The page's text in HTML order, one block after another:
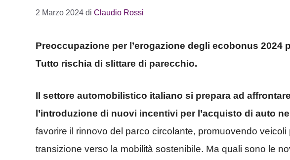
2 Marzo 2024 di Claudio Rossi
Preoccupazione per l’erogazione degli ecobonus 2024
Tutto rischia di slittare di parecchio.
Il settore automobilistico italiano si prepara ad
l’introduzione di nuovi incentivi per l’acquisto di auto
favorire il rinnovo del parco circolante, promuovendo
transizione verso la mobilità sostenibile. Ma quali sono le